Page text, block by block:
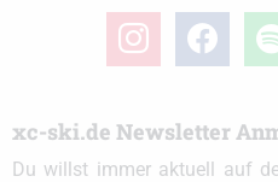
instagramfacebook
xc-ski.de Newsletter
Du willst immer aktuell auf